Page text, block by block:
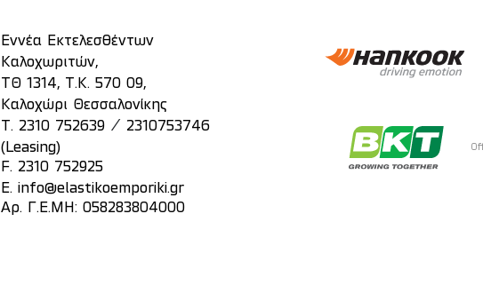
Εννέα Εκτελεσθέντων
Καλοχωριτών,
ΤΘ 1314, Τ.Κ. 570 09,
Καλοχώρι Θεσσαλονίκης
T. 2310 752639/
2310753746
(Leasing)
F. 2310 752925
E.
info@elastikoemporiki.gr
Αρ. Γ.Ε.ΜΗ: 058283804000